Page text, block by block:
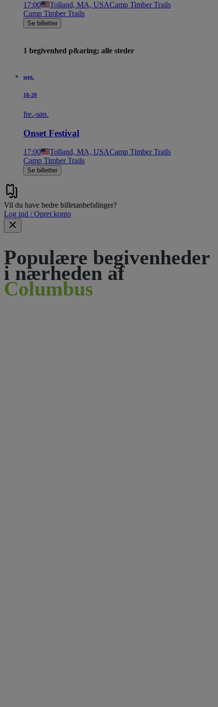
17:00 Tolland, MA, USACamp Timber Trails
Camp Timber Trails
Se billetter
1 begivenhed p&aring; alle steder
sept.
18-20
fre.-søn.
Onset Festival
17:00 Tolland, MA, USACamp Timber Trails
Camp Timber Trails
Se billetter
Vil du have bedre billetanbefalinger?
Log ind / Opret konto
Populære begivenheder
i nærheden af
Columbus